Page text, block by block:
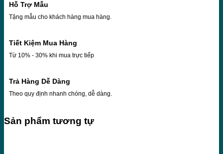
Hỗ Trợ Mẫu
Tặng mẫu cho khách hàng mua hàng.
Tiết Kiệm Mua Hàng
Từ 10% - 30% khi mua trực tiếp
Trả Hàng Dễ Dàng
Theo quy định nhanh chóng, dễ dàng.
Sản phẩm tương tự